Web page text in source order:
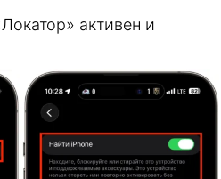
активен и